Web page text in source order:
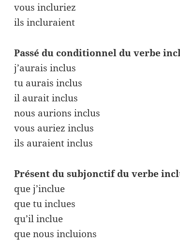
vous incluriez
ils incluraient
Passé du conditionnel du verbe
j’aurais inclus
tu aurais inclus
il aurait inclus
nous aurions inclus
vous auriez inclus
ils auraient inclus
Présent du subjonctif du verbe
que j’inclue
que tu inclues
qu’il inclue
que nous incluions